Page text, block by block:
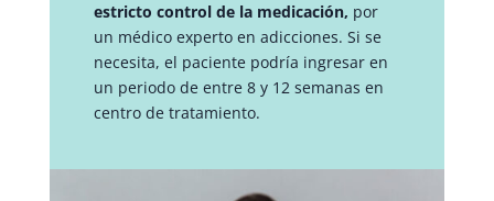
estricto control de la medicación, por
un médico experto en adicciones. Si se
necesita, el paciente podría ingresar en
un periodo de entre 8 y 12 semanas en
centro de tratamiento.